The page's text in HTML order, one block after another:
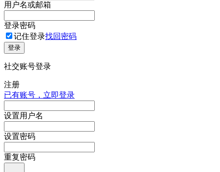
用户名或邮箱
登录密码
记住登录找回密码
登录
社交账号登录
注册
已有账号，立即登录
设置用户名
设置密码
重复密码